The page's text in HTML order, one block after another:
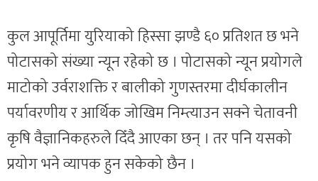
कुल आपूर्तिमा युरियाको हिस्सा झण्डै ६० प्रतिशत छ भने
पोटासको संख्या न्यून रहेको छ । पोटासको न्यून प्रयोगले
माटोको उर्वराशक्ति र बालीको गुणस्तरमा दीर्घकालीन
पर्यावरणीय र आर्थिक जोखिम निम्त्याउन सक्ने चेतावनी
कृषि वैज्ञानिकहरुले दिँदै आएका छन् । तर पनि यसको
प्रयोग भने व्यापक हुन सकेको छैन ।